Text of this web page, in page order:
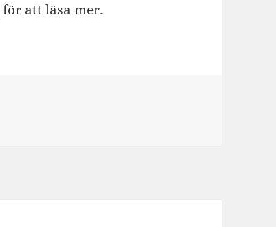
för att läsa mer.